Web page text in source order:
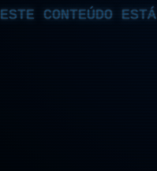
ESTE CONTEÚDO